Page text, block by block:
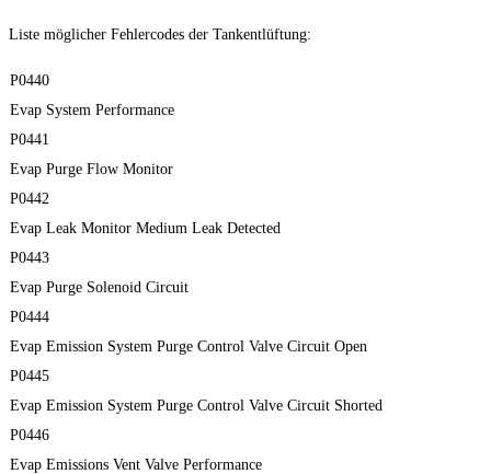
Liste möglicher Fehlercodes der Tankentlüftung:
P0440
Evap System Performance
P0441
Evap Purge Flow Monitor
P0442
Evap Leak Monitor Medium Leak Detected
P0443
Evap Purge Solenoid Circuit
P0444
Evap Emission System Purge Control Valve Circuit Open
P0445
Evap Emission System Purge Control Valve Circuit Shorted
P0446
Evap Emissions Vent Valve Performance